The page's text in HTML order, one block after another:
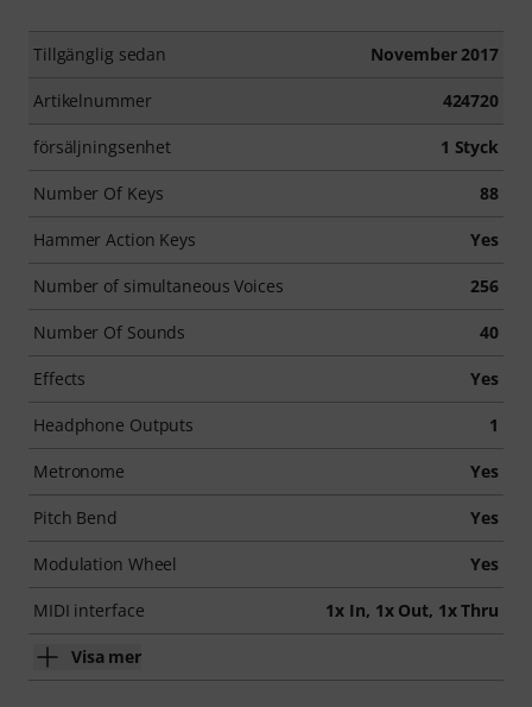
Tillgänglig sedan November 2017
Artikelnummer 424720
försäljningsenhet 1 Styck
Number Of Keys 88
Hammer Action Keys Yes
Number of simultaneous Voices 256
Number Of Sounds 40
Effects Yes
Headphone Outputs 1
Metronome Yes
Pitch Bend Yes
Modulation Wheel Yes
MIDI interface 1x In, 1x Out, 1x Thru
Visa mer